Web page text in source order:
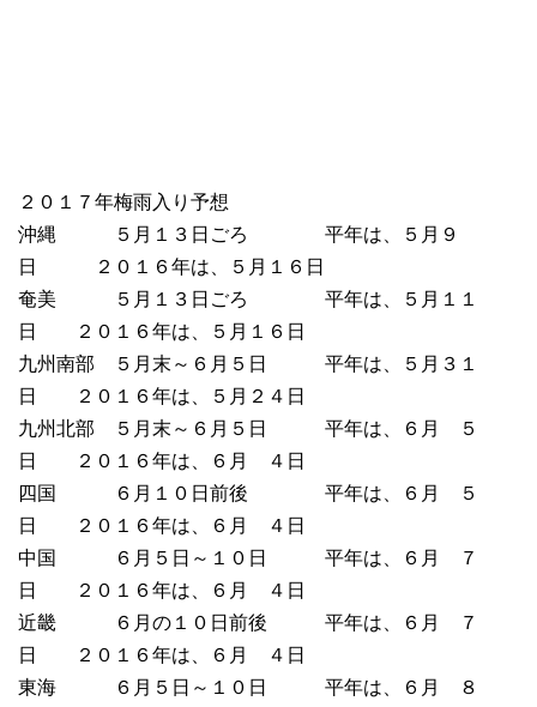
２０１７年梅雨入り予想
沖縄 ５月１３日ごろ 平年は、５月９
日 ２０１６年は、５月１６日
奄美 ５月１３日ごろ 平年は、５月１１
日 ２０１６年は、５月１６日
九州南部 ５月末～６月５日 平年は、５月３１
日 ２０１６年は、５月２４日
九州北部 ５月末～６月５日 平年は、６月 ５
日 ２０１６年は、６月 ４日
四国 ６月１０日前後 平年は、６月 ５
日 ２０１６年は、６月 ４日
中国 ６月５日～１０日 平年は、６月 ７
日 ２０１６年は、６月 ４日
近畿 ６月の１０日前後 平年は、６月 ７
日 ２０１６年は、６月 ４日
東海 ６月５日～１０日 平年は、６月 ８